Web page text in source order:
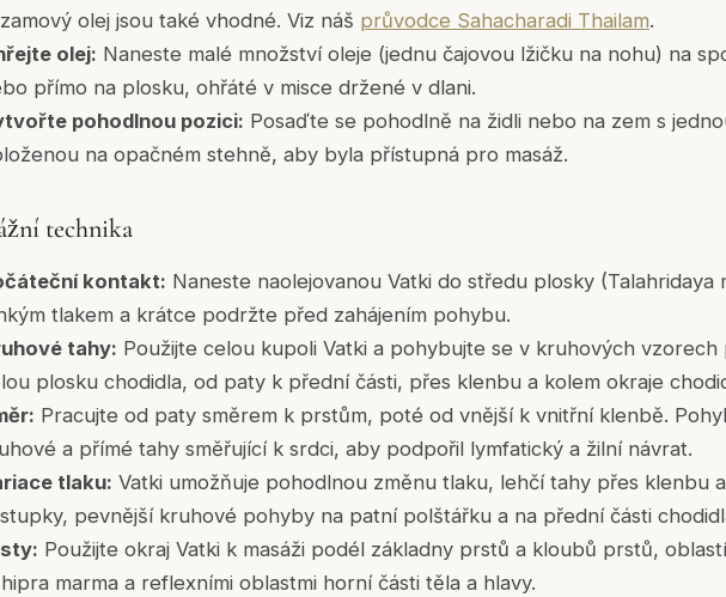
olej jsou také vhodné. Viz náš průvodce Sahacharadi Thailam.
olej: Naneste malé množství oleje (jednu čajovou lžičku na nohu) na
přímo na plosku, ohřáté v misce držené v dlani.
pohodlnou pozici: Posaďte se pohodlně na židli nebo na zem s
na opačném stehně, aby byla přístupná pro masáž.
technika
kontakt: Naneste naolejovanou Vatki do středu plosky (Talahridaya
tlakem a krátce podržte před zahájením pohybu.
tahy: Použijte celou kupoli Vatki a pohybujte se v kruhových vzorech
plosku chodidla, od paty k přední části, přes klenbu a kolem okraje
Pracujte od paty směrem k prstům, poté od vnější k vnitřní klenbě.
a přímé tahy směřující k srdci, aby podpořil lymfatický a žilní návrat.
tlaku: Vatki umožňuje pohodlnou změnu tlaku, lehčí tahy přes klenbu
pevnější kruhové pohyby na patní polštářku a na přední části
Použijte okraj Vatki k masáži podél základny prstů a kloubů prstů,
marma a reflexními oblastmi horní části těla a hlavy.